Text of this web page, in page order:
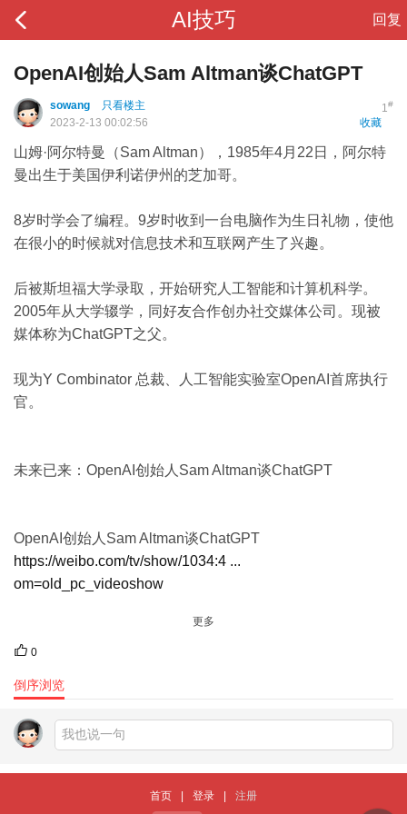
AI技巧 回复
OpenAI创始人Sam Altman谈ChatGPT
1#
sowang
只看楼主
收藏
2023-2-13 00:02:56
山姆·阿尔特曼（Sam Altman），1985年4月22日，阿尔特
曼出生于美国伊利诺伊州的芝加哥。
8岁时学会了编程。9岁时收到一台电脑作为生日礼物，使他
在很小的时候就对信息技术和互联网产生了兴趣。
后被斯坦福大学录取，开始研究人工智能和计算机科学。
2005年从大学辍学，同好友合作创办社交媒体公司。现被
媒体称为ChatGPT之父。
现为Y Combinator 总裁、人工智能实验室OpenAI首席执行
官。
未来已来：OpenAI创始人Sam Altman谈ChatGPT ​
OpenAI创始人Sam Altman谈ChatGPT
https://weibo.com/tv/show/1034:4 ...
om=old_pc_videoshow
更多
0
倒序浏览
首页 登录 注册